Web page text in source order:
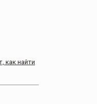
как найти